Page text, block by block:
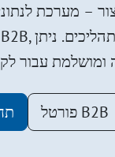
– מערכת
פורטל B2B